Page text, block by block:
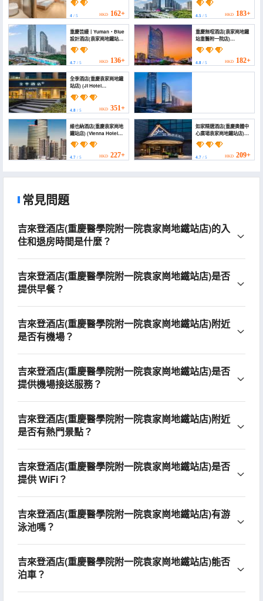
Medical University First
Affiliated Hospital
Yuanjiagang Subway
Station))
4 / 5 HKD 162+
Affiliated Hospital
Yuanjiagang Light Rail
Station))
4.5/ 5 HKD 183+
重慶芸縵丨Yuman・Blue
設計酒店(袁家崗地鐵站重
醫附一院店) (Yuman・
Blue Design Hotel
Chongqing)
4.7 / 5 HKD 136+
重慶無喧酒店(袁家崗地鐵
站重醫附一院店)
(Wuxuan)
4.8/ 5 HKD 182+
全季酒店(重慶袁家崗地鐵
站店) (JI Hotel
(Chongqing
Yuanjiagang Subway
Station))
4.8 / 5 HKD 351+
Sky·雲際51高空江景度假酒店(重慶奧體中心龍湖時代天
街店) (Sky · Yunji 51 High altitude River View Resort
Hotel(
OlympicSportsCenterLonghuTimesTianjieBranch))
4.7/ 5 HKD 512+
維也納酒店(重慶袁家崗地
鐵站店) (Vienna Hotel
(Chongqing
Yuanjiagang Metro
Station))
4.7 / 5 HKD 227+
如家精選酒店(重慶奧體中
心廣場袁家崗地鐵站店)
(Homeinn Plus Hotel
(Chongqing Olympic
Sports Center Square
Yuanjiagang Subway
4.7/ 5 HKD 209+
常見問題
吉來登酒店(重慶醫學院附一院袁家崗地鐵站店)的入
住和退房時間是什麼？
吉來登酒店(重慶醫學院附一院袁家崗地鐵站店)是否
提供早餐？
吉來登酒店(重慶醫學院附一院袁家崗地鐵站店)附近
是否有機場？
吉來登酒店(重慶醫學院附一院袁家崗地鐵站店)是否
提供機場接送服務？
吉來登酒店(重慶醫學院附一院袁家崗地鐵站店)附近
是否有熱門景點？
吉來登酒店(重慶醫學院附一院袁家崗地鐵站店)是否
提供 WiFi？
吉來登酒店(重慶醫學院附一院袁家崗地鐵站店)有游
泳池嗎？
吉來登酒店(重慶醫學院附一院袁家崗地鐵站店)能否
泊車？